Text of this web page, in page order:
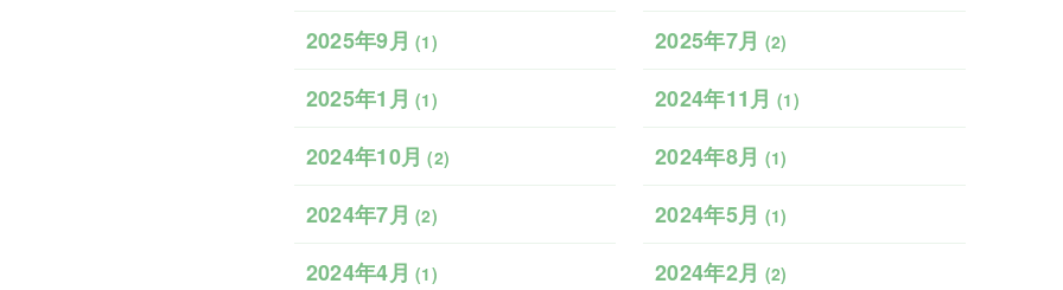
2025年9月 (1) 2025年7月 (2)
2025年1月 (1) 2024年11月 (1)
2024年10月 (2) 2024年8月 (1)
2024年7月 (2) 2024年5月 (1)
2024年4月 (1) 2024年2月 (2)